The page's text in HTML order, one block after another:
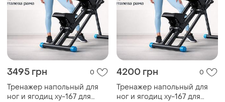
3495 грн 0
Тренажер напольный для
ног и ягодиц xy-167 для
4200 грн 0
Тренажер напольный для
ног и ягодиц xy-167 для